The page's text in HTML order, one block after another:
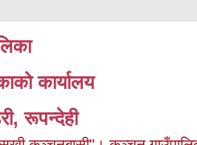
कार्यालय
रूपन्देही